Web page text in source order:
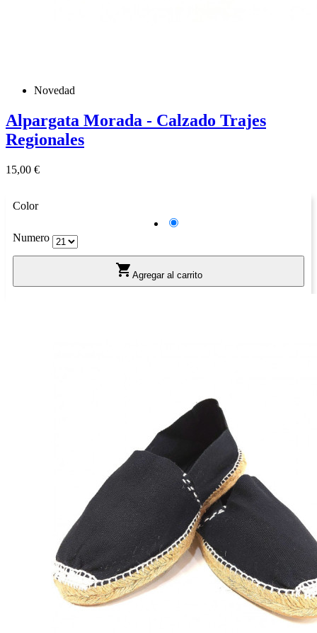
Novedad
Alpargata Morada - Calzado Trajes
Regionales
Precio
15,00 €
Color
Numero
 Agregar al carrito